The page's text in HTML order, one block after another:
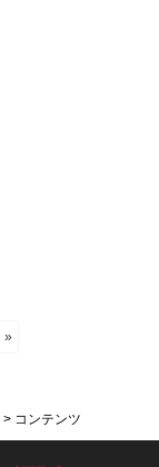
»
> コンテンツ